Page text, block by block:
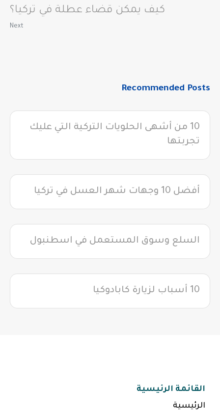
كيف يمكن قضاء عطلة في تركيا؟
Next
Recommended Posts
10 من أشهى الحلويات التركية التي عليك
تجربتها
أفضل 10 وجهات شهر العسل في تركيا
السلع وسوق المستعمل في اسطنبول
10 أسباب لزيارة كابادوكيا
القائمة الرئيسية
الرئيسية